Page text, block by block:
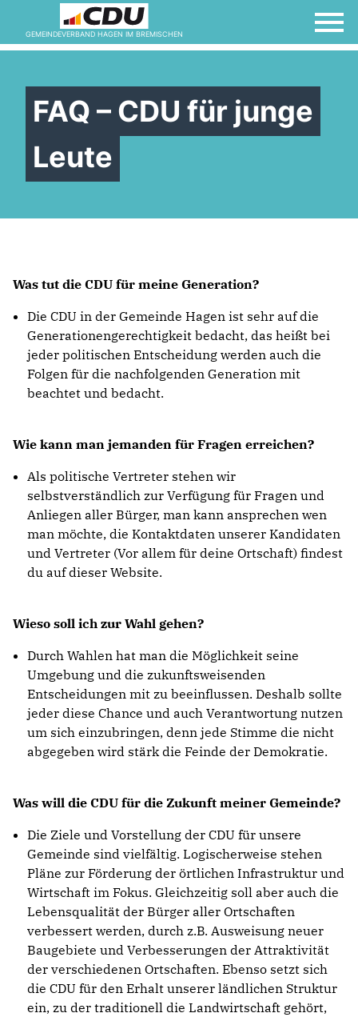
GEMEINDEVERBAND HAGEN IM BREMISCHEN
FAQ – CDU für junge
Leute
Was tut die CDU für meine Generation?
Die CDU in der Gemeinde Hagen ist sehr auf die
Generationengerechtigkeit bedacht, das heißt bei
jeder politischen Entscheidung werden auch die
Folgen für die nachfolgenden Generation mit
beachtet und bedacht.
Wie kann man jemanden für Fragen erreichen?
Als politische Vertreter stehen wir
selbstverständlich zur Verfügung für Fragen und
Anliegen aller Bürger, man kann ansprechen wen
man möchte, die Kontaktdaten unserer Kandidaten
und Vertreter (Vor allem für deine Ortschaft) findest
du auf dieser Website.
Wieso soll ich zur Wahl gehen?
Durch Wahlen hat man die Möglichkeit seine
Umgebung und die zukunftsweisenden
Entscheidungen mit zu beeinflussen. Deshalb sollte
jeder diese Chance und auch Verantwortung nutzen
um sich einzubringen, denn jede Stimme die nicht
abgegeben wird stärk die Feinde der Demokratie.
Was will die CDU für die Zukunft meiner Gemeinde?
Die Ziele und Vorstellung der CDU für unsere
Gemeinde sind vielfältig. Logischerweise stehen
Pläne zur Förderung der örtlichen Infrastruktur und
Wirtschaft im Fokus. Gleichzeitig soll aber auch die
Lebensqualität der Bürger aller Ortschaften
verbessert werden, durch z.B. Ausweisung neuer
Baugebiete und Verbesserungen der Attraktivität
der verschiedenen Ortschaften. Ebenso setzt sich
die CDU für den Erhalt unserer ländlichen Struktur
ein, zu der traditionell die Landwirtschaft gehört,